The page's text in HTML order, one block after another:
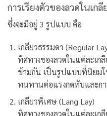
การเรียงตัวของลวดในเก
ซึ่งจะมีอยู่ 3 รูปแบบ คือ
เกลียวธรรมดา (Regular
ทิศทางของลวดในแต่ละเก
ข้ามกัน เป็นรูปแบบที่นิยมใ
ทนทานต่อแรงกดทับและก
เกลียวพิเศษ (Lang Lay)
ทิศทางของลวดในแต่ละเก